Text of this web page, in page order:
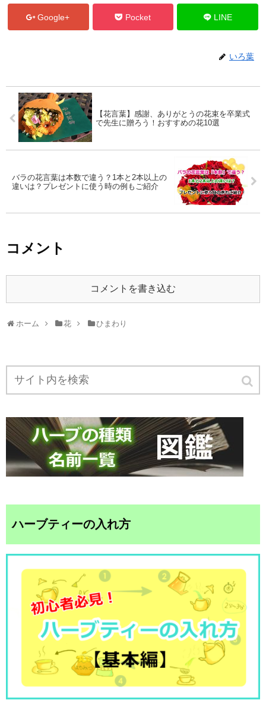
Google+ Pocket LINE
いろ葉
【花言葉】感謝、ありがとうの花束を卒業式
で先生に贈ろう！おすすめの花10選
バラの花言葉は本数で違う？1本と2本以上の
違いは？プレゼントに使う時の例もご紹介
コメント
コメントを書き込む
ホーム 花 ひまわり
ハーブティーの入れ方